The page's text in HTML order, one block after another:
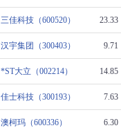
三佳科技（600520） 23.33
汉宇集团（300403） 9.71
*ST大立（002214） 14.85
佳士科技（300193） 7.63
澳柯玛（600336） 6.30